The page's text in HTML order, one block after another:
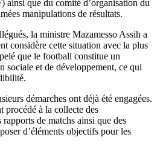
ainsi que du comité d’organisation du
manipulations de résultats.
la ministre Mazamesso Assih a
considère cette situation avec la plus
que le football constitue un
sociale et de développement, ce qui
démarches ont déjà été engagées.
procédé à la collecte des
de matchs ainsi que des
d’éléments objectifs pour les